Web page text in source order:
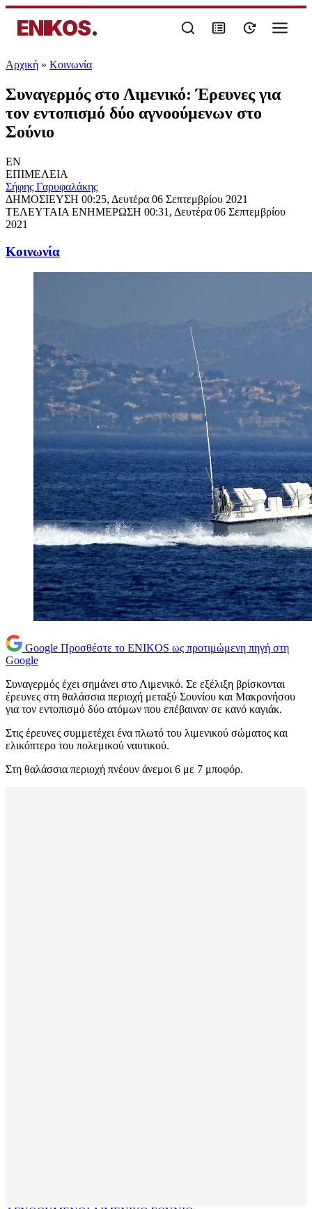
ENIKOS.
Αρχική » Κοινωνία
Συναγερμός στο Λιμενικό: Έρευνες για
τον εντοπισμό δύο αγνοούμενων στο
Σούνιο
EN
ΕΠΙΜΕΛΕΙΑ
Σήφης Γαρυφαλάκης
ΔΗΜΟΣΙΕΥΣΗ 00:25, Δευτέρα 06 Σεπτεμβρίου 2021
ΤΕΛΕΥΤΑΙΑ ΕΝΗΜΕΡΩΣΗ 00:31, Δευτέρα 06 Σεπτεμβρίου
2021
Κοινωνία
Google Προσθέστε το ENIKOS ως προτιμώμενη πηγή στη
Google
Συναγερμός έχει σημάνει στο Λιμενικό. Σε εξέλιξη βρίσκονται
έρευνες στη θαλάσσια περιοχή μεταξύ Σουνίου και Μακρονήσου
για τον εντοπισμό δύο ατόμων που επέβαιναν σε κανό καγιάκ.
Στις έρευνες συμμετέχει ένα πλωτό του λιμενικού σώματος και
ελικόπτερο του πολεμικού ναυτικού.
Στη θαλάσσια περιοχή πνέουν άνεμοι 6 με 7 μποφόρ.